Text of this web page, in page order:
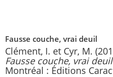
Fausse couche, vrai deuil
Clément, I. et Cyr, M.
Fausse couche, vrai deuil
Montréal : Éditions